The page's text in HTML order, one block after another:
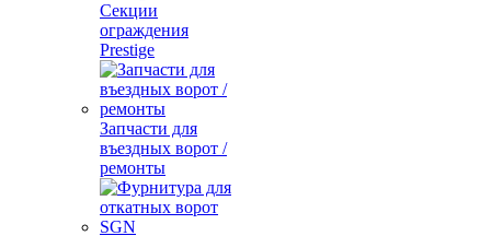
Секции
ограждения
Prestige
Запчасти для
въездных ворот /
ремонты